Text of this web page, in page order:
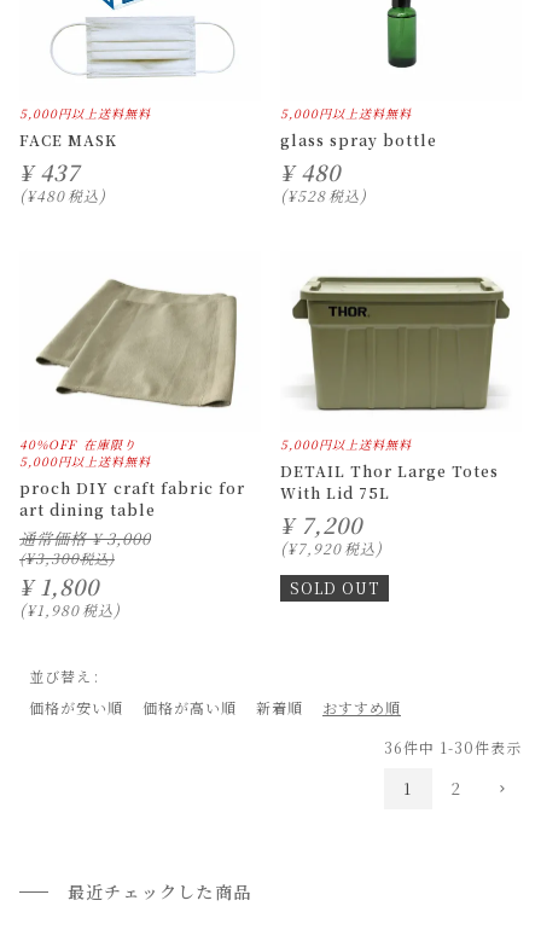
5,000円以上送料無料
FACE MASK
¥ 437
¥480税込
5,000円以上送料無料
glass spray bottle
¥ 480
¥528税込
40%OFF 在庫限り
5,000円以上送料無料
proch DIY craft fabric for
art dining table
通常価格 ¥ 3,000
¥3,300
¥ 1,800
¥1,980税込
5,000円以上送料無料
DETAIL Thor Large Totes
With Lid 75L
¥ 7,200
¥7,920税込
SOLD OUT
並び替え
価格が安い順
価格が高い順 新着順
おすすめ順
36件中 1-30件表示
1 2
最近チェックした商品